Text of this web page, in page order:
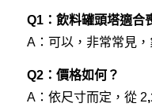
Q1：飲料罐頭塔適合
A：可以，非常常見，
Q2：價格如何？
A：依尺寸而定，從 2